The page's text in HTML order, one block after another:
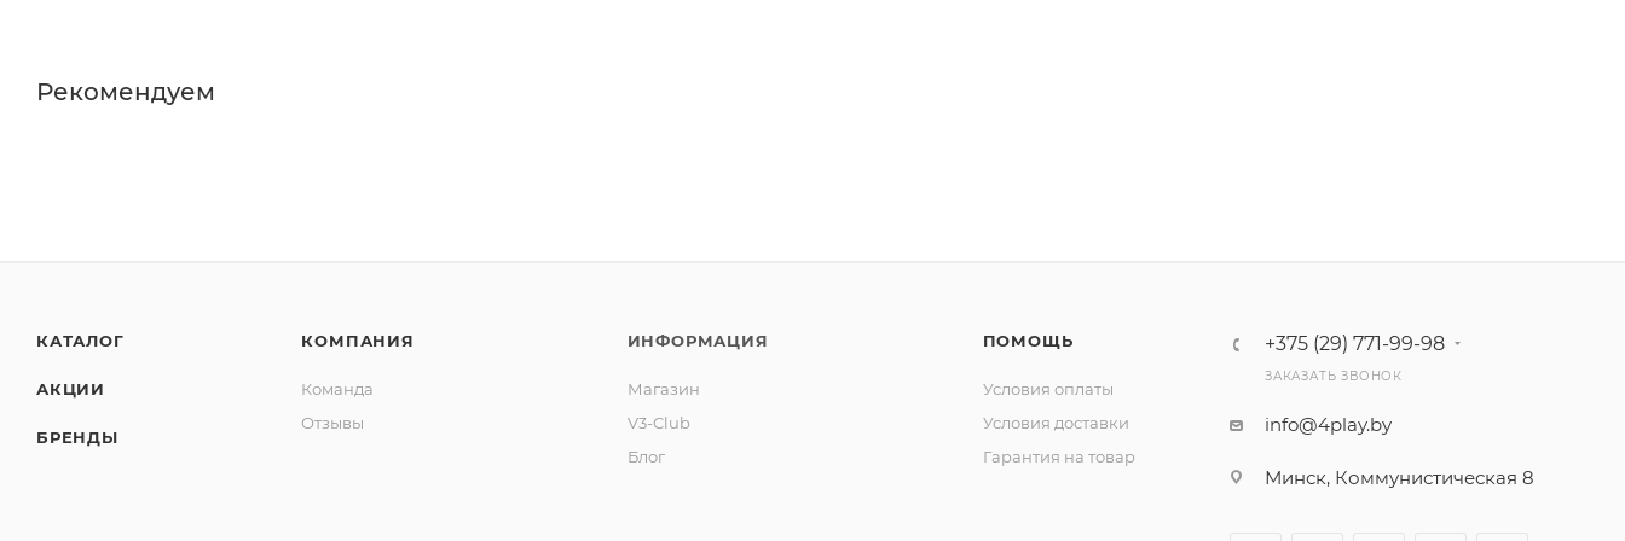
Рекомендуем
КАТАЛОГ
АКЦИИ
БРЕНДЫ
КОМПАНИЯ
Команда
Отзывы
ИНФОРМАЦИЯ
Магазин
V3-Club
Блог
ПОМОЩЬ
Условия оплаты
Условия доставки
Гарантия на товар
+375 (29) 771-99-98
ЗАКАЗАТЬ ЗВОНОК
info@4play.by
Минск, Коммунистическая 8